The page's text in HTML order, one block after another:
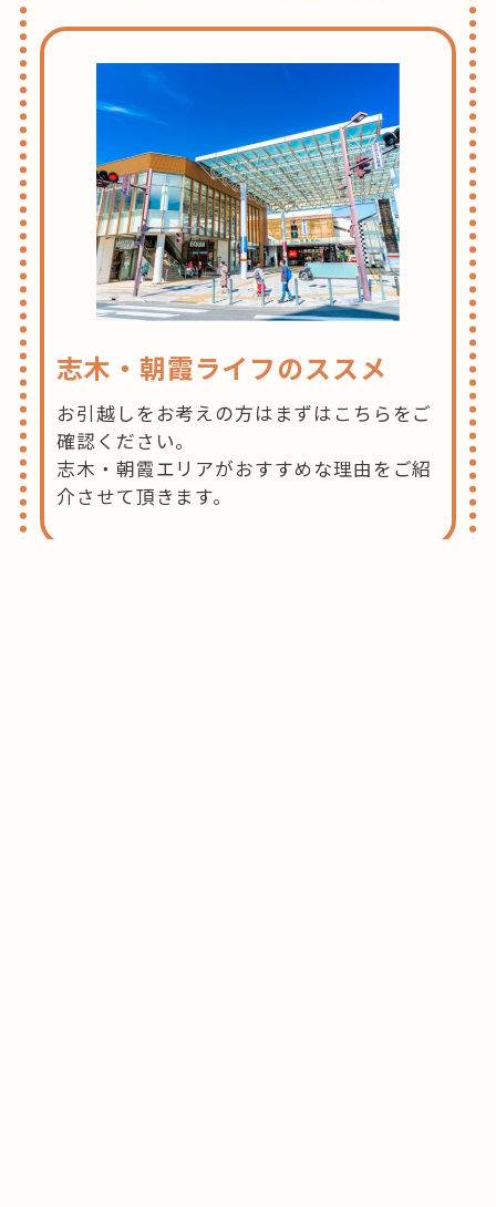
志木・朝霞ライフのススメ
お引越しをお考えの方はまずはこちらをご
確認ください。
志木・朝霞エリアがおすすめな理由をご紹
介させて頂きます。